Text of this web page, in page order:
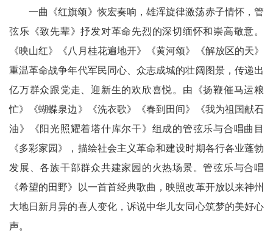
一曲《红旗颂》恢宏奏响，雄浑旋律激荡赤子情怀，管
弦乐《致先辈》抒发对革命先烈的深切缅怀和崇高敬意。
《映山红》《八月桂花遍地开》《黄河颂》《解放区的天》
重温革命战争年代军民同心、众志成城的壮阔图景，传递出
亿万群众跟党走、迎新生的欢欣喜悦。由《扬鞭催马运粮
忙》《蝴蝶泉边》《洗衣歌》《春到田间》《我为祖国献石
油》《阳光照耀着塔什库尔干》组成的管弦乐与合唱曲目
《多彩家园》，描绘社会主义革命和建设时期各行各业蓬勃
发展、各族干部群众共建家园的火热场景。管弦乐与合唱
《希望的田野》以一首首经典歌曲，映照改革开放以来神州
大地日新月异的喜人变化，诉说中华儿女同心筑梦的美好心
声。